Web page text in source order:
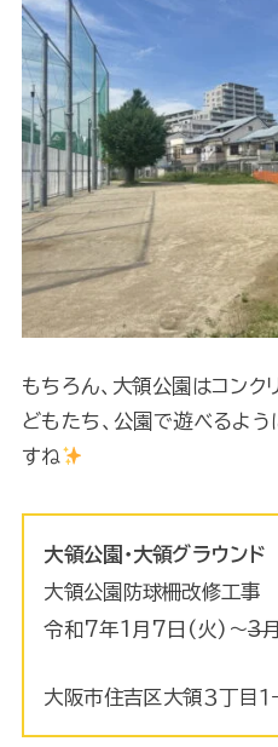
もちろん、大領公園はコンク
どもたち、公園で遊べるよう
すね
大領公園・大領グラウンド
大領公園防球柵改修工事
令和7年1月7日(火)～3
大阪市住吉区大領３丁目１